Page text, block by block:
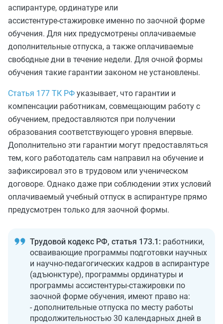
аспирантуре, ординатуре или
ассистентуре‑стажировке именно по заочной форме
обучения. Для них предусмотрены оплачиваемые
дополнительные отпуска, а также оплачиваемые
свободные дни в течение недели. Для очной формы
обучения такие гарантии законом не установлены.
Статья 177 ТК РФ указывает, что гарантии и
компенсации работникам, совмещающим работу с
обучением, предоставляются при получении
образования соответствующего уровня впервые.
Дополнительно эти гарантии могут предоставляться
тем, кого работодатель сам направил на обучение и
зафиксировал это в трудовом или ученическом
договоре. Однако даже при соблюдении этих условий
оплачиваемый учебный отпуск в аспирантуре прямо
предусмотрен только для заочной формы.
Трудовой кодекс РФ, статья 173.1: работники,
осваивающие программы подготовки научных
и научно-педагогических кадров в аспирантуре
(адъюнктуре), программы ординатуры и
программы ассистентуры-стажировки по
заочной форме обучения, имеют право на:
- дополнительные отпуска по месту работы
продолжительностью 30 календарных дней в